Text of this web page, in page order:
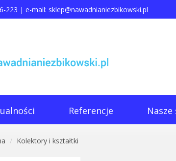
223 | e-mail: sklep@nawadnianiezbikowski.pl
Referencje
Kolektory i kształtki